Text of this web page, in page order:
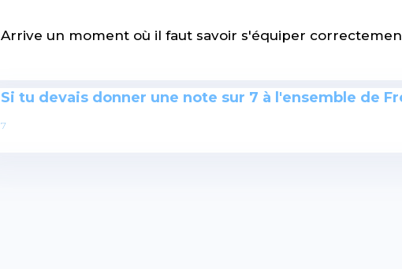
Arrive un moment où il faut savoir s'équiper
Si tu devais donner une note sur 7 à l'ensemble de
7